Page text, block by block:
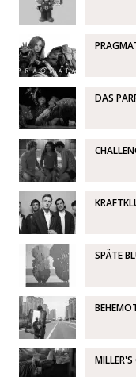
DAS
SPÄTE
MILLER'S